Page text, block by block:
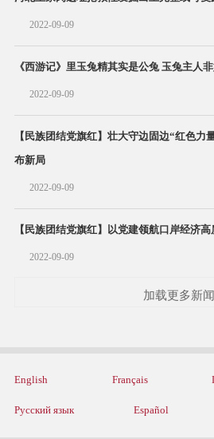
2022-09-09
《西游记》里玉兔精其实是公兔 玉兔主人
2022-09-09
【民族团结党旗红】壮大守边固边“红色力
布新局
2022-09-09
【民族团结党旗红】以党建领航口岸经济
2022-09-09
加载更多新闻
English Français
Русский язык Español